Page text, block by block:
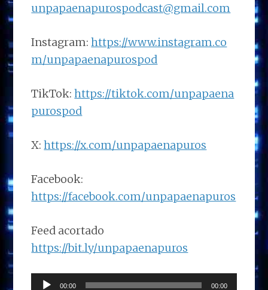
unpapaenapurospodcast@gmail.com
Instagram:https://www.instagram.co
m/unpapaenapurospod
TikTok:https://tiktok.com/unpapaena
purospod
X:https://x.com/unpapaenapuros
Facebook:
https://facebook.com/unpapaenapuros
Feed acortado
https://bit.ly/unpapaenapuros
Reproductor
00:00 00:00